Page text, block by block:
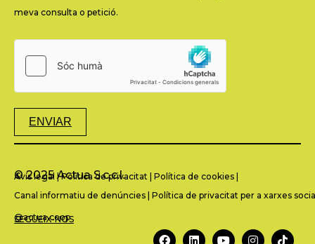
meva consulta o petició.
ENVIAR
© 2025 Actua S.c.c.l.
Avís legal |Política de privacitat Política de cookies
Canal informatiu de denúncies Política de privacitat per a xarxes
SEGUEIX-NOS
@actua.coop